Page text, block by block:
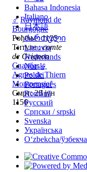
♂ Raymond de
Bourgogne
Рођење: 1125
Титуле :comte
de Grignon
Свадба:♀
Agnes de Thiern
Montpensier
Смрт: 28 јун
1156
Bahasa Indonesia
Italiano
日本語
Ქართული
Lietuvių
Nederlands
Norsk
Polski
Português
Română
Русский
Српски / srpski
Svenska
Українська
Oʻzbekcha/ўзбекча